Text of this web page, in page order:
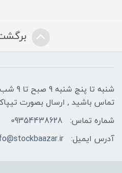
شنبه
تماس باشید , ارسال بصورت
شماره تماس:
09354438628
آدرس ایمیل: